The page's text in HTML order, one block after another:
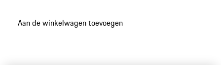
Aan de winkelwagen toevoegen